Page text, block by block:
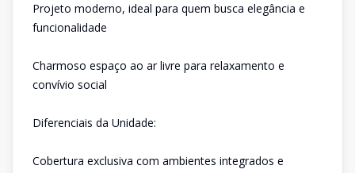
Projeto moderno, ideal para quem busca elegância e
funcionalidade
Charmoso espaço ao ar livre para relaxamento e
convívio social
Diferenciais da Unidade:
Cobertura exclusiva com ambientes integrados e